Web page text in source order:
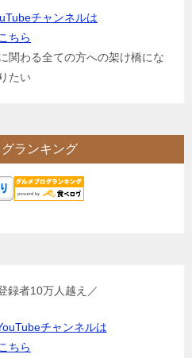
チャンネルは
こちら
関わる全ての方への架け橋にな
りたい
グランキング
録者10万人越え／
チャンネルは
こちら